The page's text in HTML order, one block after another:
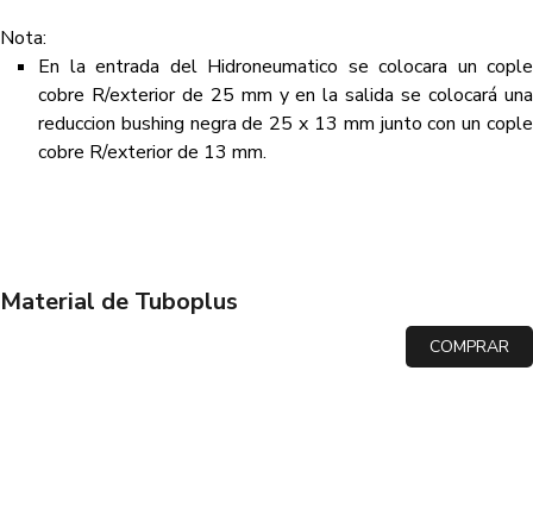
Nota:
En la entrada del Hidroneumatico se colocara un cople
cobre R/exterior de 25 mm y en la salida se colocará una
reduccion bushing negra de 25 x 13 mm junto con un cople
cobre R/exterior de 13 mm.
Material de Tuboplus
COMPRAR